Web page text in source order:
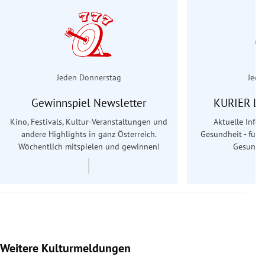
Jeden Donnerstag
Gewinnspiel Newsletter
Kino, Festivals, Kultur-Veranstaltungen und
andere Highlights in ganz Österreich.
Wöchentlich mitspielen und gewinnen!
KURIER
Aktuelle
Gesundheit - für
Weitere Kulturmeldungen